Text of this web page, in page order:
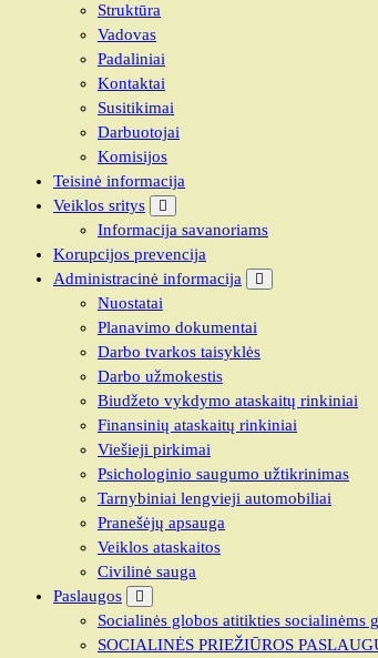
Struktūra
Vadovas
Padaliniai
Kontaktai
Susitikimai
Darbuotojai
Komisijos
Teisinė informacija
Veiklos sritys
Informacija savanoriams
Korupcijos prevencija
Administracinė informacija
Nuostatai
Planavimo dokumentai
Darbo tvarkos taisyklės
Darbo užmokestis
Biudžeto vykdymo ataskaitų rinkiniai
Finansinių ataskaitų rinkiniai
Viešieji pirkimai
Psichologinio saugumo užtikrinimas
Tarnybiniai lengvieji automobiliai
Pranešėjų apsauga
Veiklos ataskaitos
Civilinė sauga
Paslaugos
Socialinės globos atitikties socialinėms
SOCIALINĖS PRIEŽIŪROS